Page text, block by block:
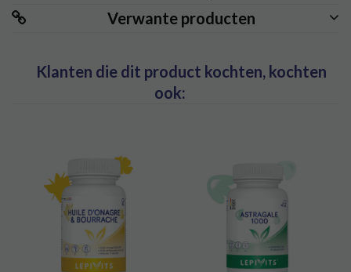
Verwante producten
Klanten die dit product kochten, kochten
ook: